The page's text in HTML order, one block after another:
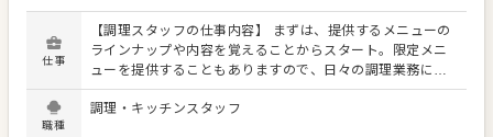
仕事
【調理スタッフの仕事内容】 まずは、提供するメニューの
ラインナップや内容を覚えることからスタート。限定メニ
ューを提供することもありますので、日々の調理業務に加
え、さまざまなスキルを活かしたり、習得できたりもしま
す。 メニューの提案も可能です。ぜひアイデアを発信して
職種
調理・キッチンスタッフ